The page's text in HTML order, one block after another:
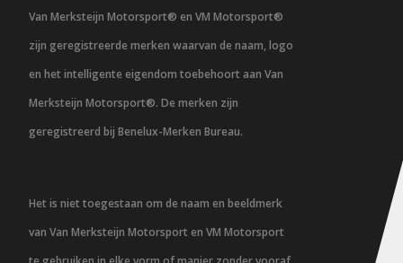
Van Merksteijn Motorsport® en VM Motorsport®
zijn geregistreerde merken waarvan de naam, logo
en het intelligente eigendom toebehoort aan Van
Merksteijn Motorsport®. De merken zijn
geregistreerd bij Benelux-Merken Bureau.
Het is niet toegestaan om de naam en beeldmerk
van Van Merksteijn Motorsport en VM Motorsport